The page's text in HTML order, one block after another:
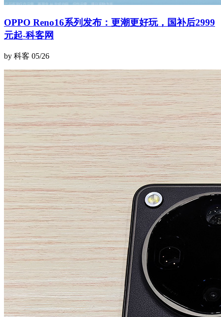
OPPO Reno16系列发布：更潮更好玩，国补后2999
元起-科客网
by 科客 05/26